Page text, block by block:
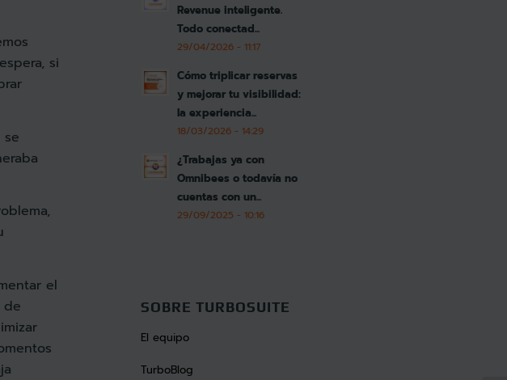
si
el
de
Revenue inteligente.
Todo conectad...
29/04/2026 - 11:17
Cómo triplicar reservas
y mejorar tu visibilidad:
la experiencia...
18/03/2026 - 14:29
¿Trabajas ya con
Omnibees o todavía no
cuentas con un...
29/09/2025 - 10:16
SOBRE TURBOSUITE
El equipo
TurboBlog